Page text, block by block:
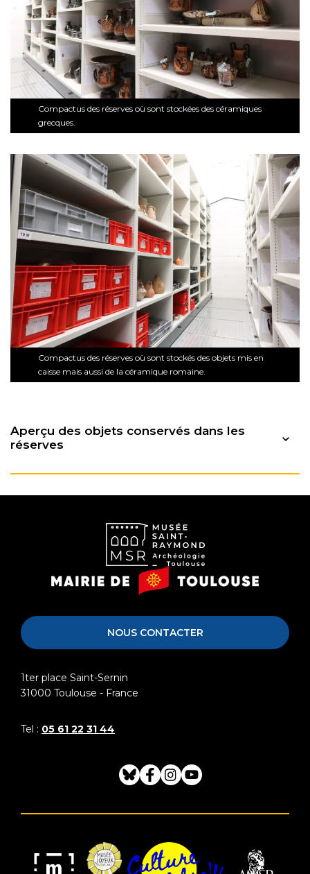
Compactus des réserves où sont stockées des céramiques
grecques.
Compactus des réserves où sont stockés des objets mis en
caisse mais aussi de la céramique romaine.
Aperçu des objets conservés dans les
réserves
Petit sarcophage dit de saint Clair
Musée
Saint-
Mairie
de
NOUS CONTACTER
1ter place Saint-Sernin
31000 Toulouse - France
Tel : 05 61 22 31 44
BlueskyFacebook
Instagram
Youtube